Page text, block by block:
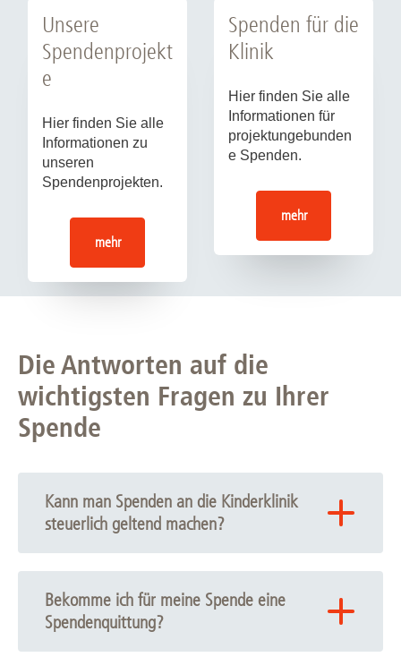
Unsere
Spendenprojekt
e
Hier finden Sie alle
Informationen zu
unseren
Spendenprojekten.
mehr
Spenden für die
Klinik
Hier finden Sie alle
Informationen für
projektungebunden
e Spenden.
mehr
Die Antworten auf die
wichtigsten Fragen zu Ihrer
Spende
Kann man Spenden an die Kinderklinik
steuerlich geltend machen?
Bekomme ich für meine Spende eine
Spendenquittung?